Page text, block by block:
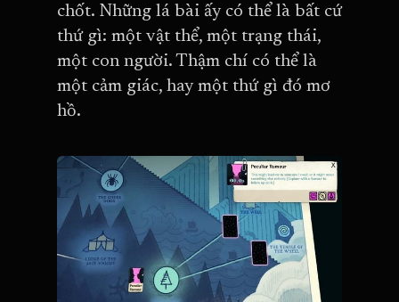
chốt. Những lá bài ấy có thể là bất cứ
thứ gì: một vật thể, một trạng thái,
một con người. Thậm chí có thể là
một cảm giác, hay một thứ gì đó mơ
hồ.